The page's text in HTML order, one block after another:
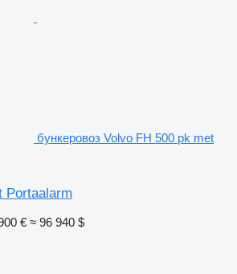
бункеровоз Volvo FH 500 pk met
Portaalarm
€ ≈ 96 940 $